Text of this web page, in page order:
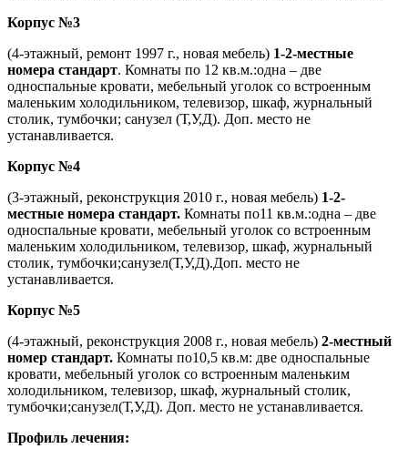
Корпус №3
(4-этажный, ремонт 1997 г., новая мебель) 1-2-местные
номера стандарт. Комнаты по 12 кв.м.:одна – две
односпальные кровати, мебельный уголок со встроенным
маленьким холодильником, телевизор, шкаф, журнальный
столик, тумбочки; санузел (Т,У,Д). Доп. место не
устанавливается.
Корпус №4
(3-этажный, реконструкция 2010 г., новая мебель) 1-2-
местные номера стандарт. Комнаты по11 кв.м.:одна – две
односпальные кровати, мебельный уголок со встроенным
маленьким холодильником, телевизор, шкаф, журнальный
столик, тумбочки;санузел(Т,У,Д).Доп. место не
устанавливается.
Корпус №5
(4-этажный, реконструкция 2008 г., новая мебель) 2-местный
номер стандарт. Комнаты по10,5 кв.м: две односпальные
кровати, мебельный уголок со встроенным маленьким
холодильником, телевизор, шкаф, журнальный столик,
тумбочки;санузел(Т,У,Д). Доп. место не устанавливается.
Профиль лечения: